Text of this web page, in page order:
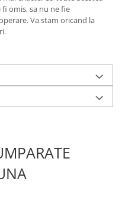
omis, sa nu ne fie
Va stam oricand la